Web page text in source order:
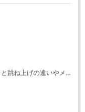
カーゲートのスライドと跳ね上げの違いやメリットデメリットを解説！